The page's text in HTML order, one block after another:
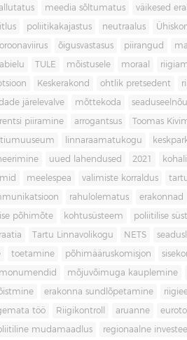
meedia sõltumatus väikesed
poliitikakajastus neutraalus
õigusvastasus piirangud
abielu TULE mõistusele moraal
Keskerakond ohtlik pretsedent
järelevalve mõttekoda seaduseelnõu
piiramine arrogantsus Toomas
linnaraamatukogu
uued lahendused 2021
meelespea valimiste korraldus
rahulolematus erakonnad
põhimõte kohtusüsteem poliitilise
Tartu Linnavolikogu NETS
toetamine põhimääruskomisjon
monumendid mõjuvõimuga kauplemine
erakonna sundlõpetamine
töö Riigikontroll aruanne
mudamaadlus regionaalne